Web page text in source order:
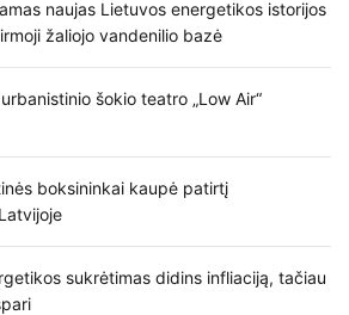
naujas Lietuvos energetikos istorijos
žaliojo vandenilio bazė
šokio teatro „Low Air“
boksininkai kaupė patirtį
sukrėtimas didins infliaciją, tačiau